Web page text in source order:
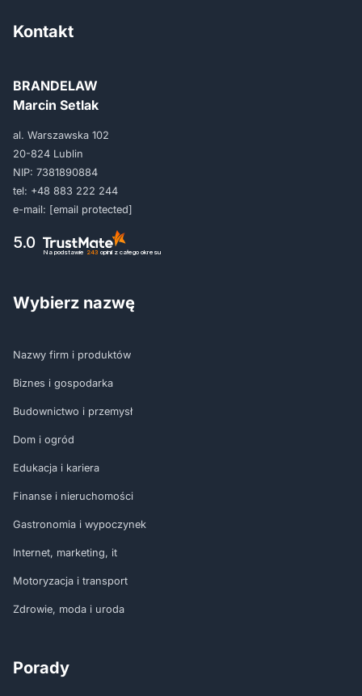
Kontakt
BRANDELAW
Marcin Setlak
al. Warszawska 102
20-824 Lublin
NIP: 7381890884
tel: +48 883 222 244
e-mail: [email protected]
5.0
Na podstawie 243 opinii z całego okresu
Wybierz nazwę
Nazwy firm i produktów
Biznes i gospodarka
Budownictwo i przemysł
Dom i ogród
Edukacja i kariera
Finanse i nieruchomości
Gastronomia i wypoczynek
Internet, marketing, it
Motoryzacja i transport
Zdrowie, moda i uroda
Porady